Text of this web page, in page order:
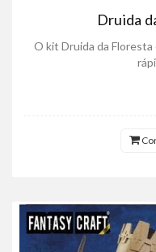
Druida
O kit Druida da